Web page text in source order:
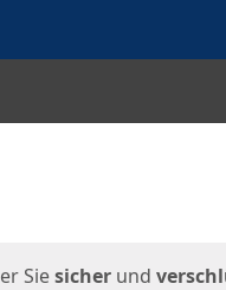
Siesicher und